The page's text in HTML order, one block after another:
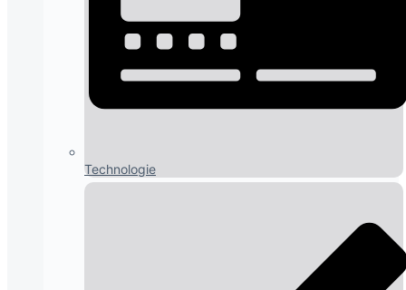
Technologie